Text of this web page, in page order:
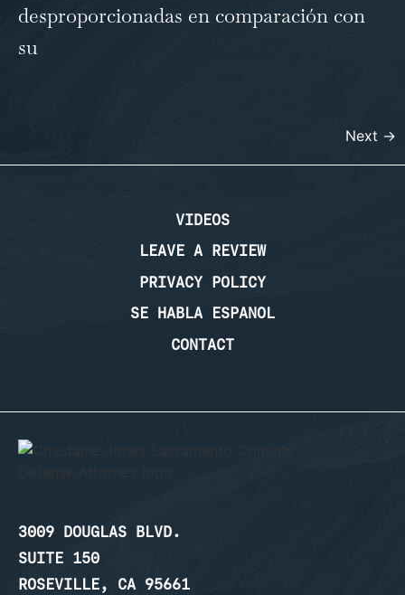
desproporcionadas en comparación con
su
…
Next →
VIDEOS
LEAVE A REVIEW
PRIVACY POLICY
SE HABLA ESPANOL
CONTACT
3009 DOUGLAS BLVD.
SUITE 150
ROSEVILLE, CA 95661